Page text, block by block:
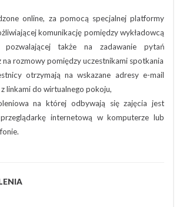
online, za pomocą specjalnej platformy
komunikację pomiędzy wykładowcą
pozwalającej także na zadawanie pytań
na rozmowy pomiędzy uczestnikami spotkania
otrzymają na wskazane adresy e-mail
linkami do wirtualnego pokoju,
na której odbywają się zajęcia jest
internetową w komputerze lub